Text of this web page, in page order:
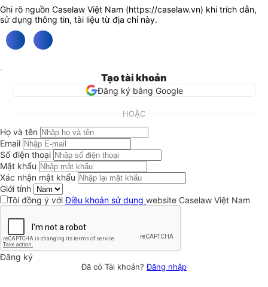
Ghi rõ nguồn Caselaw Việt Nam (https://caselaw.vn) khi trích dẫn,
sử dụng thông tin, tài liệu từ địa chỉ này.
Tạo tài khoản
Đăng ký bằng Google
HOẶC
Họ và tên
Email
Số điện thoại
Mật khẩu
Xác nhận mật khẩu
Giới tính
Tôi đồng ý vớiĐiều khoản sử dụng website Caselaw Việt Nam
Đăng ký
Đã có Tài khoản?Đăng nhập